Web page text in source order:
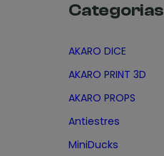
Categorias
AKARO DICE
AKARO PRINT 3D
AKARO PROPS
Antiestres
MiniDucks